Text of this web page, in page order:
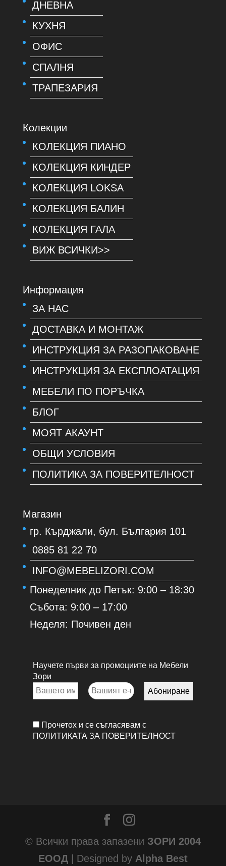
ДНЕВНА
КУХНЯ
ОФИС
СПАЛНЯ
ТРАПЕЗАРИЯ
Колекции
КОЛЕКЦИЯ ПИАНО
КОЛЕКЦИЯ КИНДЕР
КОЛЕКЦИЯ LOKSA
КОЛЕКЦИЯ БАЛИН
КОЛЕКЦИЯ ГАЛА
ВИЖ ВСИЧКИ>>
Информация
ЗА НАС
ДОСТАВКА И МОНТАЖ
ИНСТРУКЦИЯ ЗА РАЗОПАКОВАНЕ
ИНСТРУКЦИЯ ЗА ЕКСПЛОАТАЦИЯ
МЕБЕЛИ ПО ПОРЪЧКА
БЛОГ
МОЯТ АКАУНТ
ОБЩИ УСЛОВИЯ
ПОЛИТИКА ЗА ПОВЕРИТЕЛНОСТ
Магазин
гр. Кърджали, бул. България 101
0885 81 22 70
INFO@MEBELIZORI.COM
Понеделник до Петък: 9:00 – 18:30
Събота: 9:00 – 17:00
Неделя: Почивен ден
Научете първи за промоциите на Мебели
Зори
Прочетох и се съгласявам с
ПОЛИТИКАТА ЗА ПОВЕРИТЕЛНОСТ
© Всички права запазени ЗОРИ 2004
ЕООД | Designed by Alpha Best